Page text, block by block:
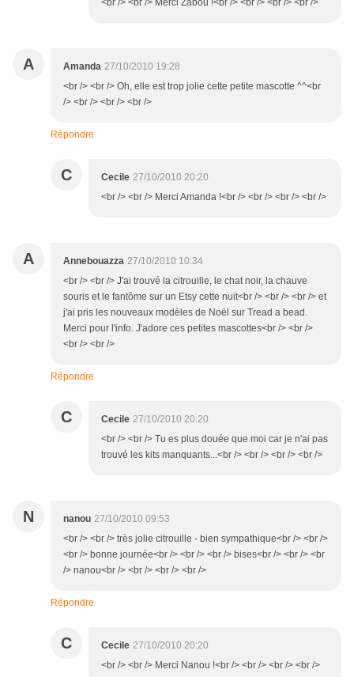
<br /> <br /> Merci Zabou !<br /> <br /> <br /> <br />
A Amanda 27/10/2010 19:28
<br /> <br /> Oh, elle est trop jolie cette petite mascotte ^^<br
/> <br /> <br /> <br />
Répondre
C Cecile 27/10/2010 20:20
<br /> <br /> Merci Amanda !<br /> <br /> <br /> <br />
A Annebouazza 27/10/2010 10:34
<br /> <br /> J'ai trouvé la citrouille, le chat noir, la chauve
souris et le fantôme sur un Etsy cette nuit<br /> <br /> <br /> et
j'ai pris les nouveaux modèles de Noël sur Tread a bead.
Merci pour l'info. J'adore ces petites mascottes<br /> <br />
<br /> <br />
Répondre
C Cecile 27/10/2010 20:20
<br /> <br /> Tu es plus douée que moi car je n'ai pas
trouvé les kits manquants...<br /> <br /> <br /> <br />
N nanou 27/10/2010 09:53
<br /> <br /> très jolie citrouille - bien sympathique<br /> <br />
<br /> bonne journée<br /> <br /> <br /> bises<br /> <br /> <br
/> nanou<br /> <br /> <br /> <br />
Répondre
C Cecile 27/10/2010 20:20
<br /> <br /> Merci Nanou !<br /> <br /> <br /> <br />